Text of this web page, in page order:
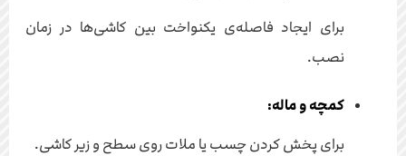
برای ایجاد فاصله‌ی یکنواخت بین کاشی‌ها در زمان
نصب.
کمچه و ماله:
برای پخش کردن چسب یا ملات روی سطح و زیر کاشی.